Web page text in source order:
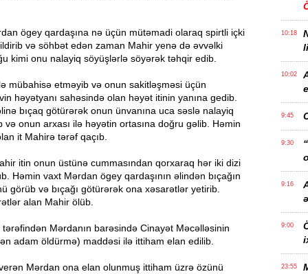
ögey qardaşına nə üçün mütəmadi olaraq spirtli içki
və söhbət edən zaman Mahir yenə də əvvəlki
kimi onu nalayiq söyüşlərlə söyərək təhqir edib.
mübahisə etməyib və onun sakitləşməsi üçün
həyətyanı sahəsində olan həyət itinin yanına gedib.
bıçaq götürərək onun ünvanına uca səslə nalayiq
və onun arxası ilə həyətin ortasına doğru gəlib. Həmin
it Mahirə tərəf qaçıb.
itin onun üstünə cummasından qorxaraq hər iki dizi
Həmin vaxt Mərdan ögey qardaşının əlindən bıçağın
görüb və bıçağı götürərək ona xəsarətlər yetirib.
alan Mahir ölüb.
tərəfindən Mərdanın barəsində Cinayət Məcəlləsinin
adam öldürmə) maddəsi ilə ittiham elan edilib.
Mərdan ona elan olunmuş ittiham üzrə özünü
10:18
10:02
9:45
9:30
9:16
9:00
23:55